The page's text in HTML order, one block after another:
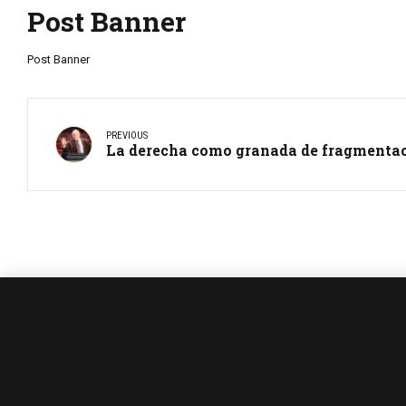
Post Banner
Post Banner
PREVIOUS
La derecha como granada de